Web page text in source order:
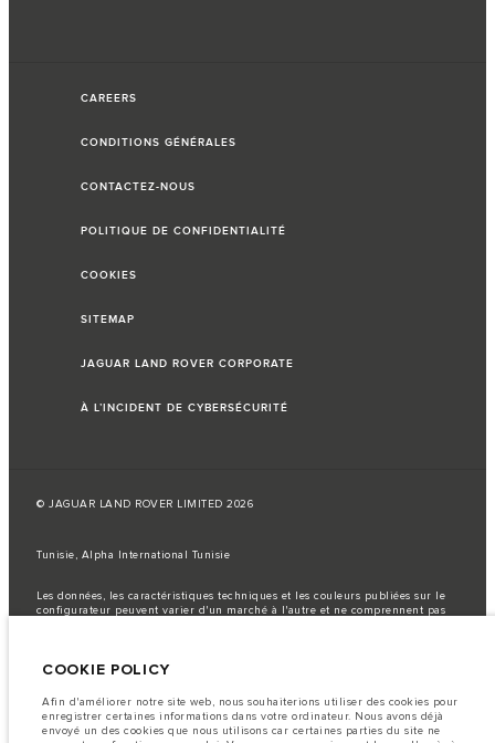
CAREERS
CONDITIONS GÉNÉRALES
CONTACTEZ-NOUS
POLITIQUE DE CONFIDENTIALITÉ
COOKIES
SITEMAP
JAGUAR LAND ROVER CORPORATE
À L’INCIDENT DE CYBERSÉCURITÉ
© JAGUAR LAND ROVER LIMITED 2026
Tunisie, Alpha International Tunisie
Les données, les caractéristiques techniques et les couleurs publiées sur le
configurateur peuvent varier d'un marché à l'autre et ne comprennent pas
Remarque importante sur les images et les spécifications.
spécifications de construction des véhicules, la disponibilité des options et
les délais de construction. Cette situation s’avère très fluctuante, et par
conséquent, les images utilisées actuellement sur le site Web peuvent ne pas
refléter entièrement les spécifications actuelles en ce qui concerne les
COOKIE POLICY
Afin d'améliorer notre site web, nous souhaiterions utiliser des cookies pour
enregistrer certaines informations dans votre ordinateur. Nous avons déjà
envoyé un des cookies que nous utilisons car certaines parties du site ne